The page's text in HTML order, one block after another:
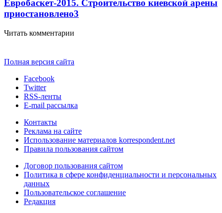
Евробаскет-2015. Строительство киевской арены
приостановлено3
Читать комментарии
Полная версия сайта
Facebook
Twitter
RSS-ленты
E-mail рассылка
Контакты
Реклама на сайте
Использование материалов korrespondent.net
Правила пользования сайтом
Договор пользования сайтом
Политика в сфере конфиденциальности и персональных
данных
Пользовательское соглашение
Редакция